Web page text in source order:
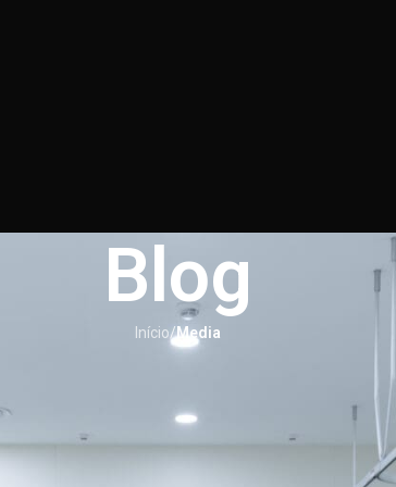
Blog
Início/Media
controlar a fome emocional